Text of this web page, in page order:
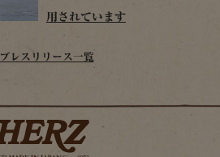
用されています
プレスリリース一覧